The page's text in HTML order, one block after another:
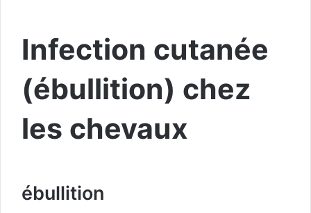
Infection cutanée
(ébullition) chez
les chevaux
ébullition